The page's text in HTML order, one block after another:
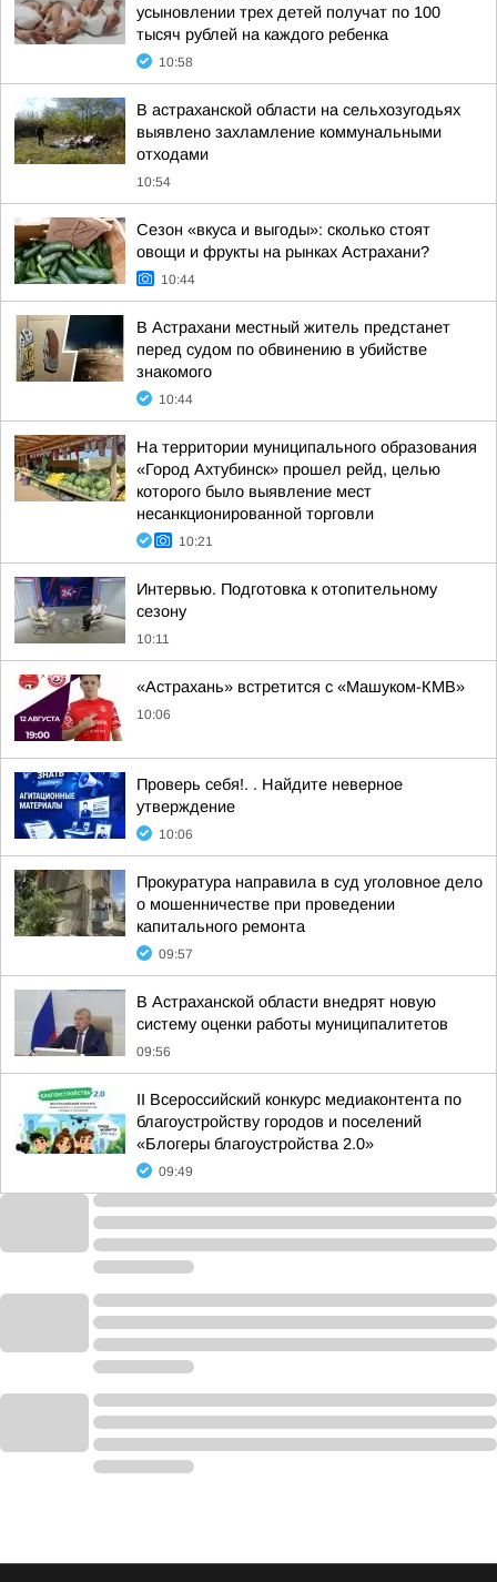
усыновлении трех детей получат по 100
тысяч рублей на каждого ребенка
10:58
В астраханской области на сельхозугодьях
выявлено захламление коммунальными
отходами
10:54
Сезон «вкуса и выгоды»: сколько стоят
овощи и фрукты на рынках Астрахани?
10:44
В Астрахани местный житель предстанет
перед судом по обвинению в убийстве
знакомого
10:44
На территории муниципального образования
«Город Ахтубинск» прошел рейд, целью
которого было выявление мест
несанкционированной торговли
10:21
Интервью. Подготовка к отопительному
сезону
10:11
«Астрахань» встретится с «Машуком-КМВ»
10:06
Проверь себя!. . Найдите неверное
утверждение
10:06
Прокуратура направила в суд уголовное дело
о мошенничестве при проведении
капитального ремонта
09:57
В Астраханской области внедрят новую
систему оценки работы муниципалитетов
09:56
II Всероссийский конкурс медиаконтента по
благоустройству городов и поселений
«Блогеры благоустройства 2.0»
09:49